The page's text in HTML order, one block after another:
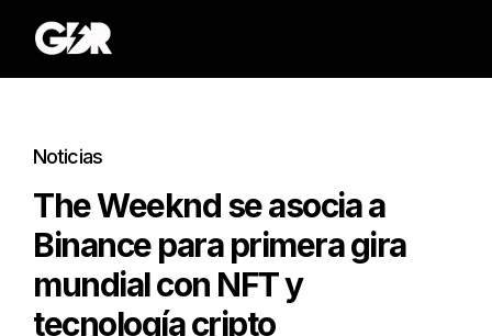
Noticias
The Weeknd se asocia a
Binance para primera gira
mundial con NFT y
tecnología cripto